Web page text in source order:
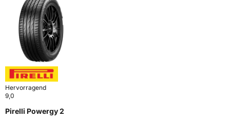
Hervorragend
9,0
Pirelli Powergy 2